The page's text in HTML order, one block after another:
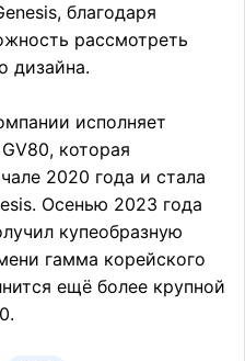
благодаря
рассмотреть
дизайна.
исполняет
которая
2020 года и стала
Осенью 2023 года
купеобразную
гамма корейского
ещё более крупной